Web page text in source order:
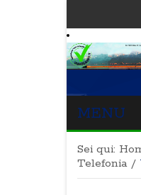
MENU
Sei qui:
Telefonia /